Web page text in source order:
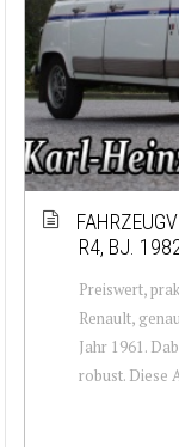
R4, BJ.
Preiswert,
Renault,
Jahr 1961.
robust. Diese